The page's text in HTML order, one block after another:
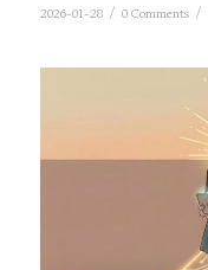
2026-01-28 / 0 Comments /